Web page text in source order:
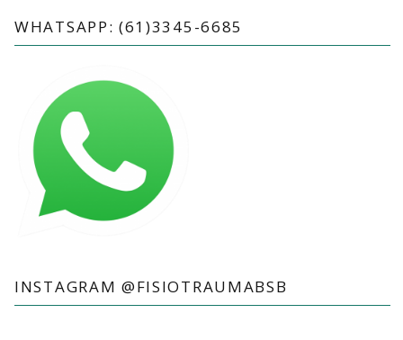
WHATSAPP: (61)3345-6685
INSTAGRAM @FISIOTRAUMABSB